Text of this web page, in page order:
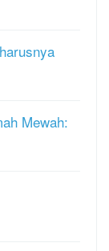
Mewah: